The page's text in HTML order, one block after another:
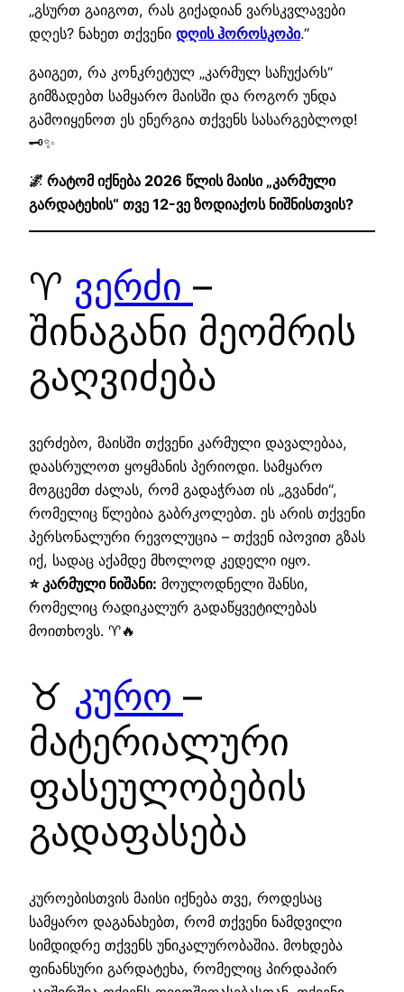
„გსურთ გაიგოთ, რას გიქადიან ვარსკვლავები
დღეს? ნახეთ თქვენი დღის ჰოროსკოპი.“
გაიგეთ, რა კონკრეტულ „კარმულ საჩუქარს“
გიმზადებთ სამყარო მაისში და როგორ უნდა
გამოიყენოთ ეს ენერგია თქვენს სასარგებლოდ!
🗝️✨
🌌 რატომ იქნება 2026 წლის მაისი „კარმული
გარდატეხის“ თვე 12-ვე ზოდიაქოს ნიშნისთვის?
♈ ვერძი –
შინაგანი მეომრის
გაღვიძება
ვერძებო, მაისში თქვენი კარმული დავალებაა,
დაასრულოთ ყოყმანის პერიოდი. სამყარო
მოგცემთ ძალას, რომ გადაჭრათ ის „გვანძი“,
რომელიც წლებია გაბრკოლებთ. ეს არის თქვენი
პერსონალური რევოლუცია – თქვენ იპოვით გზას
იქ, სადაც აქამდე მხოლოდ კედელი იყო.
⭐ კარმული ნიშანი: მოულოდნელი შანსი,
რომელიც რადიკალურ გადაწყვეტილებას
მოითხოვს. ♈🔥
♉ კურო –
მატერიალური
ფასეულობების
გადაფასება
კუროებისთვის მაისი იქნება თვე, როდესაც
სამყარო დაგანახებთ, რომ თქვენი ნამდვილი
სიმდიდრე თქვენს უნიკალურობაშია. მოხდება
ფინანსური გარდატეხა, რომელიც პირდაპირ